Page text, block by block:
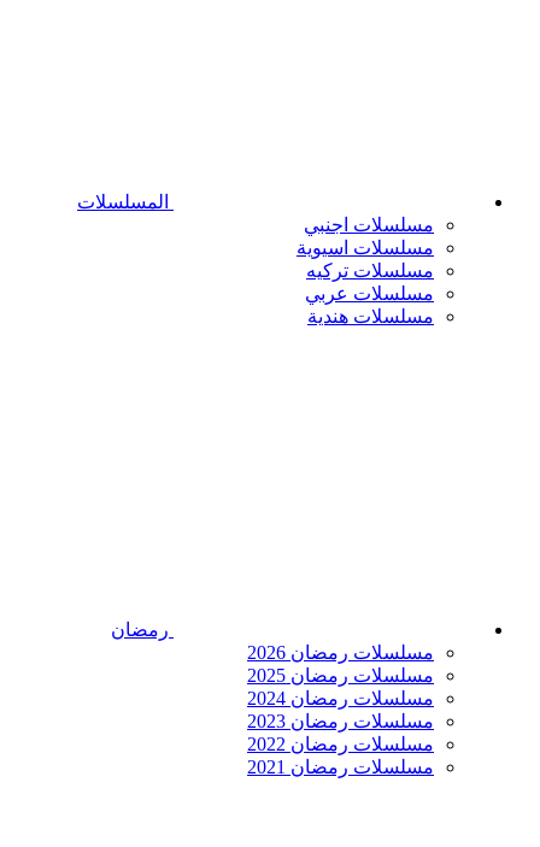
المسلسلات
مسلسلات اجنبي
مسلسلات اسيوية
مسلسلات تركيه
مسلسلات عربي
مسلسلات هندية
رمضان
مسلسلات رمضان 2026
مسلسلات رمضان 2025
مسلسلات رمضان 2024
مسلسلات رمضان 2023
مسلسلات رمضان 2022
مسلسلات رمضان 2021